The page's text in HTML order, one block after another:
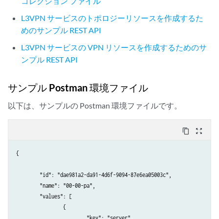
L3VPN サービスのトポロジーリソースを作成するた
めのサンプル REST API
L3VPN サービスの VPN リソースを作成するためのサ
ンプル REST API
サンプル Postman 環境ファイル
以下は、サンプルの Postman 環境ファイルです。
content_copy zoom_out_map
{